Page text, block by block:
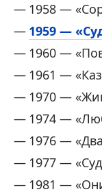
1958 —
1959 —
1960 —
1961 —
1970 —
1974 —
1976 —
1977 —
1981 —